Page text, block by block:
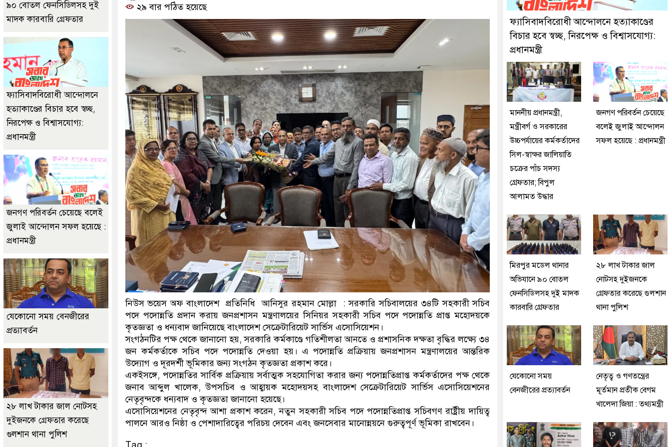
ডাকাতির প্রস্তুতিকালে দুইজনকে গ্রেফতার করেছে মিরপুর মডেল থানা পুলিশ
২৯ বার পঠিত হয়েছে
নিউস ভয়েস অফ বাংলাদেশ প্রতিনিধি আনিসুর রহমান মোল্লা : সরকারি সচিবালয়ের ৩৪টি সহকারী সচিব
পদে পদোন্নতি প্রদান করায় জনপ্রশাসন মন্ত্রণালয়ের সিনিয়র সহকারী সচিব পদে পদোন্নতি প্রাপ্ত মহোদয়কে
কৃতজ্ঞতা ও ধন্যবাদ জানিয়েছে বাংলাদেশ সেক্রেটারিয়েট সার্ভিস এসোসিয়েশন।
সংগঠনটির পক্ষ থেকে জানানো হয়, সরকারি কর্মকাণ্ডে গতিশীলতা আনতে ও প্রশাসনিক দক্ষতা বৃদ্ধির লক্ষ্যে ৩৪
জন কর্মকর্তাকে সচিব পদে পদোন্নতি দেওয়া হয়। এ পদোন্নতি প্রক্রিয়ায় জনপ্রশাসন মন্ত্রণালয়ের আন্তরিক
উদ্যোগ ও দূরদর্শী ভূমিকার জন্য সংগঠন কৃতজ্ঞতা প্রকাশ করে।
একইসঙ্গে, পদোন্নতির সার্বিক প্রক্রিয়ায় সর্বাত্মক সহযোগিতা করার জন্য পদোন্নতিপ্রাপ্ত কর্মকর্তাদের পক্ষ থেকে
জনাব আব্দুল খালেক, উপসচিব ও আহ্বায়ক মহোদয়সহ বাংলাদেশ সেক্রেটারিয়েট সার্ভিস এসোসিয়েশনের
নেতৃবৃন্দকে ধন্যবাদ ও কৃতজ্ঞতা জানানো হয়েছে।
এসোসিয়েশনের নেতৃবৃন্দ আশা প্রকাশ করেন, নতুন সহকারী সচিব পদে পদোন্নতিপ্রাপ্ত সচিবগণ রাষ্ট্রীয় দায়িত্ব
পালনে আরও নিষ্ঠা ও পেশাদারিত্বের পরিচয় দেবেন এবং জনসেবার মানোন্নয়নে গুরুত্বপূর্ণ ভূমিকা রাখবেন।
৯০ বোতল ফেনসিডিলসহ দুই
মাদক কারবারি গ্রেফতার
ফ্যাসিবাদবিরোধী আন্দোলনে
হত্যাকাণ্ডের বিচার হবে স্বচ্ছ,
নিরপেক্ষ ও বিশ্বাসযোগ্য:
প্রধানমন্ত্রী
জনগণ পরিবর্তন চেয়েছে বলেই
জুলাই আন্দোলন সফল হয়েছে :
প্রধানমন্ত্রী
যেকোনো সময় বেনজীরের
প্রত্যাবর্তন
২৮ লাখ টাকার জাল নোটসহ
দুইজনকে গ্রেফতার করেছে
গুলশান থানা পুলিশ
ফ্যাসিবাদবিরোধী আন্দোলনে হত্যাকাণ্ডের
বিচার হবে স্বচ্ছ, নিরপেক্ষ ও বিশ্বাসযোগ্য:
প্রধানমন্ত্রী
মাননীয় প্রধানমন্ত্রী,
মন্ত্রীবর্গ ও সরকারের
উচ্চপর্যায়ের কর্মকর্তাদের
সিল-স্বাক্ষর জালিয়াতি
চক্রের পাঁচ সদস্য
গ্রেফতার; বিপুল
আলামত উদ্ধার
জনগণ পরিবর্তন চেয়েছে
বলেই জুলাই আন্দোলন
সফল হয়েছে : প্রধানমন্ত্রী
মিরপুর মডেল থানার
অভিযানে ৯০ বোতল
ফেনসিডিলসহ দুই মাদক
কারবারি গ্রেফতার
২৮ লাখ টাকার জাল
নোটসহ দুইজনকে
গ্রেফতার করেছে গুলশান
থানা পুলিশ
যেকোনো সময়
বেনজীরের প্রত্যাবর্তন
নেতৃত্ব ও গণতন্ত্রের
মূর্তমান প্রতীক বেগম
খালেদা জিয়া : তথ্যমন্ত্রী